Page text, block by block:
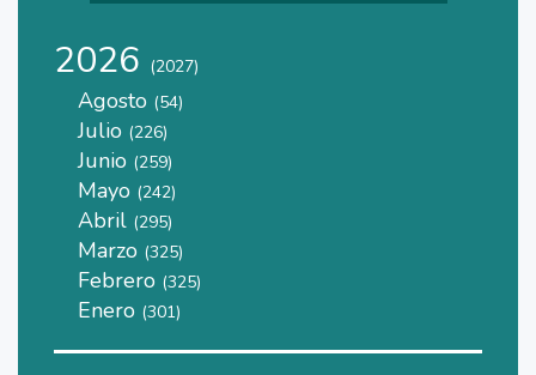
2026 (2027)
Agosto (54)
Julio (226)
Junio (259)
Mayo (242)
Abril (295)
Marzo (325)
Febrero (325)
Enero (301)